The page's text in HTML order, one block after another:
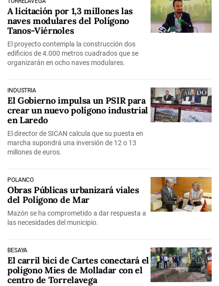
A licitación por 1,3 millones las
naves modulares del Polígono
Tanos-Viérnoles
El proyecto contempla la construcción dos
edificios de 4.000 metros cuadrados que se
organizarán en ocho naves modulares.
INDUSTRIA
El Gobierno impulsa un PSIR para
crear un nuevo polígono industrial
en Laredo
El director de SICAN calcula que su puesta en
marcha supondrá una inversión de 12 o 13
millones de euros.
POLANCO
Obras Públicas urbanizará viales
del Polígono de Mar
Mazón se ha comprometido a dar respuesta a
las necesidades del municipio.
BESAYA
El carril bici de Cartes conectará el
polígono Mies de Molladar con el
centro de Torrelavega